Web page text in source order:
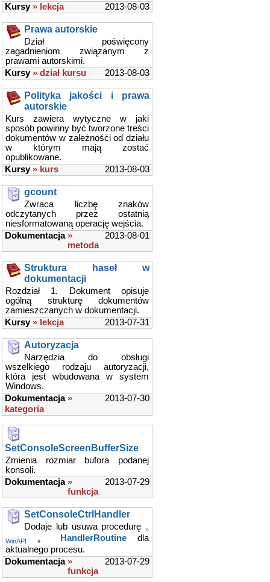
2013-08-03
Kursy » lekcja
Prawa autorskie
Dział poświęcony
zagadnieniom związanym z
prawami autorskimi.
2013-08-03
Kursy » dział kursu
Polityka jakości i prawa
autorskie
Kurs zawiera wytyczne w jaki
sposób powinny być tworzone treści
dokumentów w zależności od działu
w którym mają zostać
opublikowane.
2013-08-03
Kursy » kurs
gcount
Zwraca liczbę znaków
odczytanych przez ostatnią
niesformatowaną operację wejścia.
2013-08-01
Dokumentacja »
metoda
Struktura haseł w
dokumentacji
Rozdział 1. Dokument opisuje
ogólną strukturę dokumentów
zamieszczanych w dokumentacji.
2013-07-31
Kursy » lekcja
Autoryzacja
Narzędzia do obsługi
wszelkiego rodzaju autoryzacji,
która jest wbudowana w system
Windows.
2013-07-30
Dokumentacja »
kategoria
SetConsoleScreenBufferSize
Zmienia rozmiar bufora podanej
konsoli.
2013-07-29
Dokumentacja »
funkcja
SetConsoleCtrlHandler
Dodaje lub usuwa procedurę »
WinAPI ♦ HandlerRoutinedla
aktualnego procesu.
2013-07-29
Dokumentacja »
funkcja